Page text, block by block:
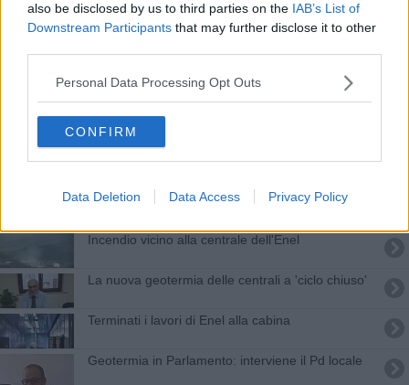
also be disclosed by us to third parties on the IAB’s List of
Downstream Participants that may further disclose it to other
Personal Data Processing Opt Outs
CONFIRM
Data Deletion Data Access Privacy Policy
Geotermia nel Paer: resta il nodo dell'Amiata
Piano energetico regionale: in scena la geotermia
Francesco Baccini in concerto nel Parco delle
Biancane
Chilometri di sentieri fra fumarole e soffioni
Geotermia: puntare su alta e bassa entalpia
Incendio vicino alla centrale dell'Enel
La nuova geotermia delle centrali a 'ciclo chiuso'
Terminati i lavori di Enel alla cabina
Geotermia in Parlamento: interviene il Pd locale